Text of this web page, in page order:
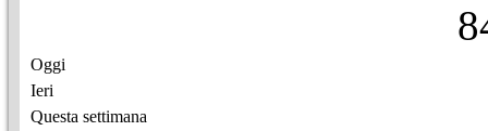
8
Oggi
Ieri
Questa settimana